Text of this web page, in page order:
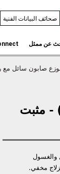
صحائف البيانات الفنية
عن ممثل
صابون سائل مع
- مثبت
السائل والغسول
مخفي.